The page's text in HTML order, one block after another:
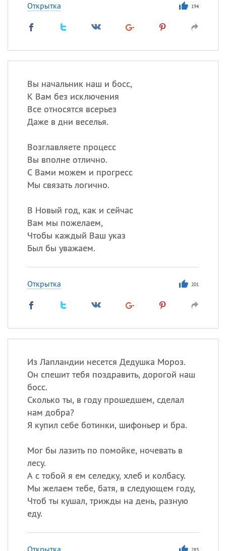
Открытка 194
Вы начальник наш и босс,
К Вам без исключения
Все относятся всерьез
Даже в дни веселья.
Возглавляете процесс
Вы вполне отлично.
С Вами можем и прогресс
Мы связать логично.
В Новый год, как и сейчас
Вам мы пожелаем,
Чтобы каждый Ваш указ
Был бы уважаем.
Открытка 201
Из Лапландии несется Дедушка Мороз.
Он спешит тебя поздравить, дорогой наш
босс.
Сколько ты, в году прошедшем, сделал
нам добра?
Я купил себе ботинки, шифоньер и бра.
Мог бы лазить по помойке, ночевать в
лесу.
А с тобой я ем селедку, хлеб и колбасу.
Мы желаем тебе, батя, в следующем году,
Чтоб ты кушал, трижды на день, разную
еду.
Открытка